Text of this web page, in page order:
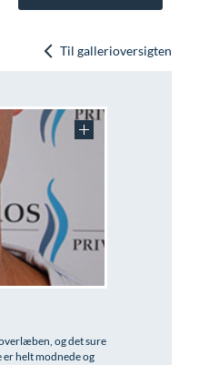
Til gallerioversigten
og det sure
helt modnede og